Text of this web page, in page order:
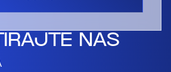
NAS